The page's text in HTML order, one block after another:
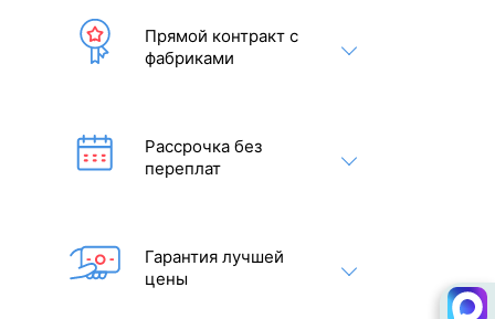
Прямой контракт с
фабриками
Рассрочка без
переплат
Гарантия лучшей
цены